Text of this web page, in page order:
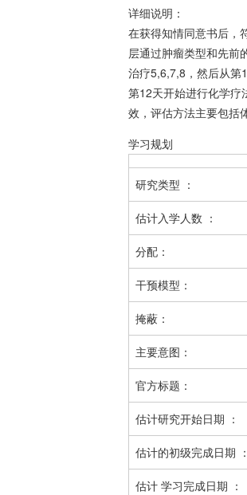
详细说明：
在获得知情同意书后，
层通过肿瘤类型和先前
治疗5,6,7,8，然后从第
第12天开始进行化学疗
效，评估方法主要包括
学习规划
研究类型 ：
估计入学人数 ：
分配：
干预模型：
掩蔽：
主要意图：
官方标题：
估计研究开始日期 ：
估计的初级完成日期 ：
估计 学习完成日期 ：